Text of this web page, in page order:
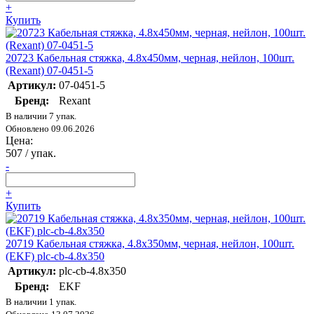
+
Купить
20723 Кабельная стяжка, 4.8х450мм, черная, нейлон, 100шт.
(Rexant) 07-0451-5
Артикул: 07-0451-5
Бренд:
Rexant
В наличии 7 упак.
Обновлено 09.06.2026
Цена:
507 / упак.
-
+
Купить
20719 Кабельная стяжка, 4.8х350мм, черная, нейлон, 100шт.
(EKF) plc-cb-4.8x350
Артикул: plc-cb-4.8x350
Бренд:
EKF
В наличии 1 упак.